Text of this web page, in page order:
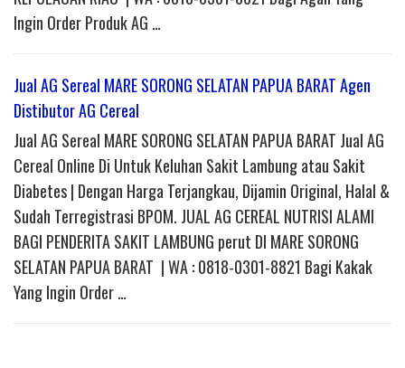
Ingin Order Produk AG …
Jual AG Sereal MARE SORONG SELATAN PAPUA BARAT Agen
Distibutor AG Cereal
Jual AG Sereal MARE SORONG SELATAN PAPUA BARAT Jual AG
Cereal Online Di Untuk Keluhan Sakit Lambung atau Sakit
Diabetes | Dengan Harga Terjangkau, Dijamin Original, Halal &
Sudah Terregistrasi BPOM. JUAL AG CEREAL NUTRISI ALAMI
BAGI PENDERITA SAKIT LAMBUNG perut DI MARE SORONG
SELATAN PAPUA BARAT | WA : 0818-0301-8821 Bagi Kakak
Yang Ingin Order …